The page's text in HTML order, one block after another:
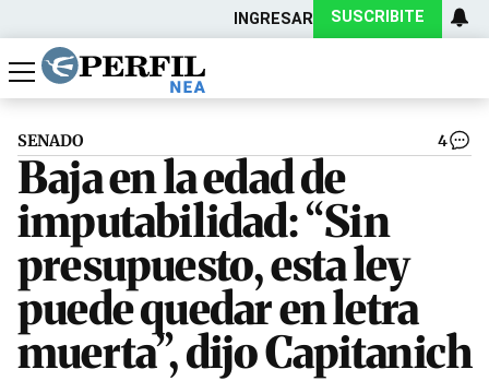
INGRESAR SUSCRIBITE
Política
Economía
Actualidad
SENADO 4
Baja en la edad de
imputabilidad: “Sin
presupuesto, esta ley
puede quedar en letra
muerta”, dijo Capitanich